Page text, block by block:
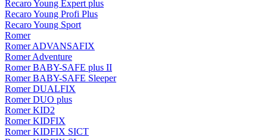
Recaro Young Expert plus
Recaro Young Profi Plus
Recaro Young Sport
Romer
Romer ADVANSAFIX
Romer Adventure
Romer BABY-SAFE plus II
Romer BABY-SAFE Sleeper
Romer DUALFIX
Romer DUO plus
Romer KID2
Romer KIDFIX
Romer KIDFIX SICT